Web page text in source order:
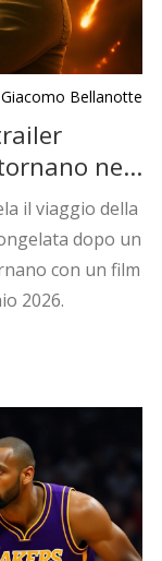
Giacomo Bellanotte
nel
il viaggio della
dopo un
con un film
2026.